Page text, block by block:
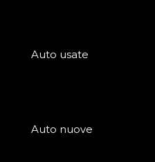
Auto usate
Auto nuove